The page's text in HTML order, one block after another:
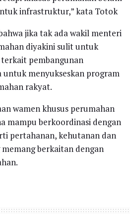
infrastruktur,” kata Totok
jika tak ada wakil menteri
diyakini sulit untuk
pembangunan
untuk menyukseskan program
rakyat.
wamen khusus perumahan
mampu berkoordinasi dengan
pertahanan, kehutanan dan
berkaitan dengan